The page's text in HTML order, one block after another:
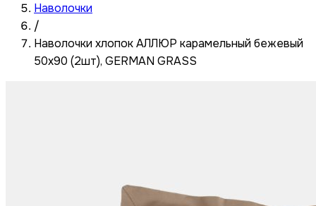
Наволочки
/
Наволочки хлопок АЛЛЮР карамельный бежевый
50x90 (2шт), GERMAN GRASS